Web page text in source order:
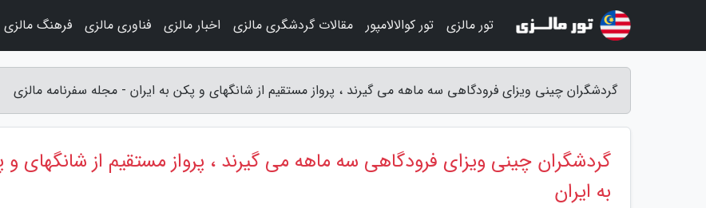
گردشگران چینی ویزای فرودگاهی سه ماهه می گیرند ، پرواز مستقیم از شانگهای و پکن به ایران - مجله سفرنامه مالزی
گردشگران چینی ویزای فرودگاهی سه ماهه می گیرند ، پرواز مستقیم از شانگهای
به ایران
تور مالزی تور کوالالامپور مقالات گردشگری مالزی اخبار مالزی فناوری مالزی فرهنگ مالزی